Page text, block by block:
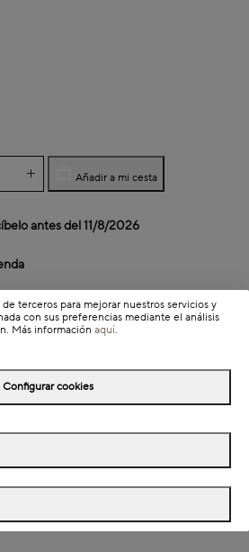
Añadir a mi cesta
antes del11/8/2026
terceros para mejorar nuestros servicios y
con sus preferencias mediante el análisis
Más información aquí.
Configurar cookies